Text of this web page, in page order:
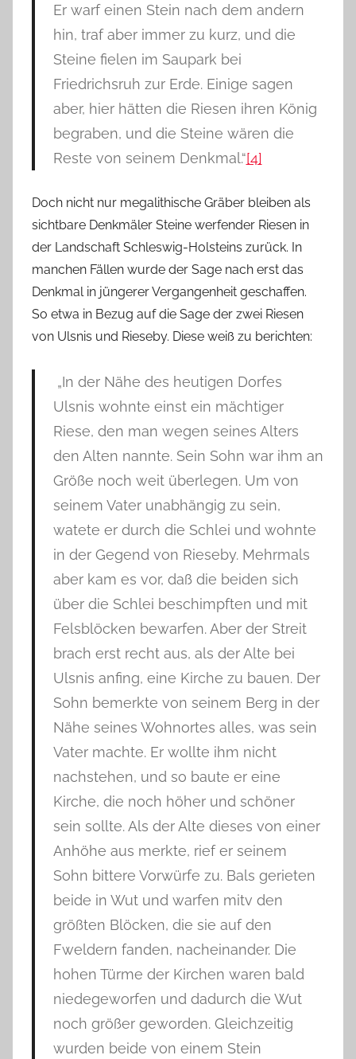
Er warf einen Stein nach dem andern
hin, traf aber immer zu kurz, und die
Steine fielen im Saupark bei
Friedrichsruh zur Erde. Einige sagen
aber, hier hätten die Riesen ihren König
begraben, und die Steine wären die
Reste von seinem Denkmal.“[4]
Doch nicht nur megalithische Gräber bleiben als
sichtbare Denkmäler Steine werfender Riesen in
der Landschaft Schleswig-Holsteins zurück. In
manchen Fällen wurde der Sage nach erst das
Denkmal in jüngerer Vergangenheit geschaffen.
So etwa in Bezug auf die Sage der zwei Riesen
von Ulsnis und Rieseby. Diese weiß zu berichten:
„In der Nähe des heutigen Dorfes
Ulsnis wohnte einst ein mächtiger
Riese, den man wegen seines Alters
den Alten nannte. Sein Sohn war ihm an
Größe noch weit überlegen. Um von
seinem Vater unabhängig zu sein,
watete er durch die Schlei und wohnte
in der Gegend von Rieseby. Mehrmals
aber kam es vor, daß die beiden sich
über die Schlei beschimpften und mit
Felsblöcken bewarfen. Aber der Streit
brach erst recht aus, als der Alte bei
Ulsnis anfing, eine Kirche zu bauen. Der
Sohn bemerkte von seinem Berg in der
Nähe seines Wohnortes alles, was sein
Vater machte. Er wollte ihm nicht
nachstehen, und so baute er eine
Kirche, die noch höher und schöner
sein sollte. Als der Alte dieses von einer
Anhöhe aus merkte, rief er seinem
Sohn bittere Vorwürfe zu. Bals gerieten
beide in Wut und warfen mitv den
größten Blöcken, die sie auf den
Fweldern fanden, nacheinander. Die
hohen Türme der Kirchen waren bald
niedegeworfen und dadurch die Wut
noch größer geworden. Gleichzeitig
wurden beide von einem Stein